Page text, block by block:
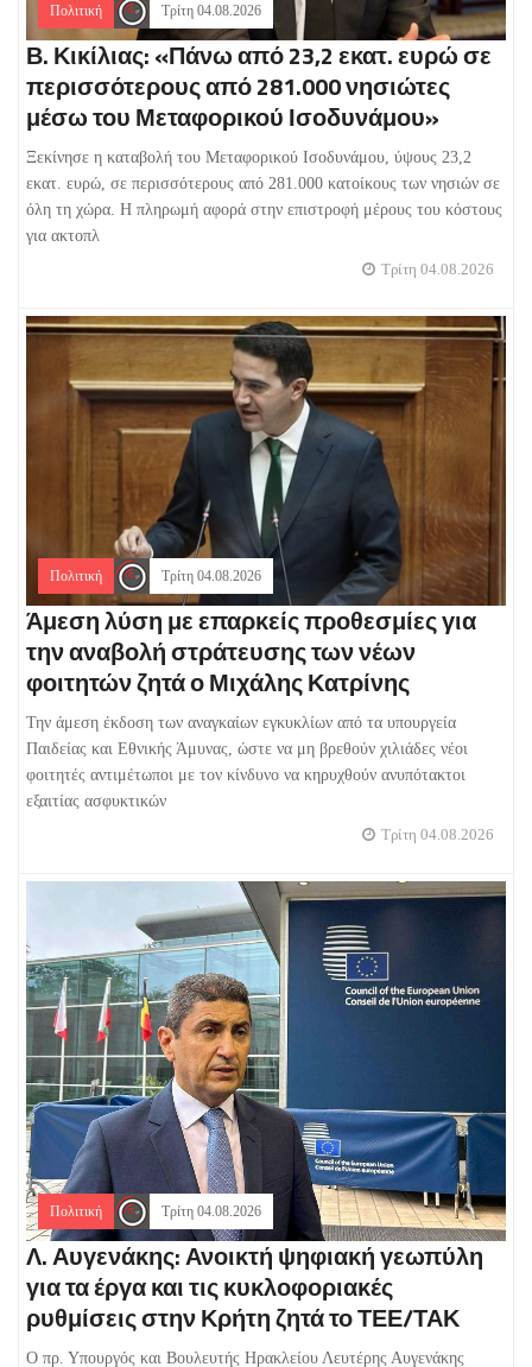
Πολιτική Τρίτη 04.08.2026
Β. Κικίλιας: «Πάνω από 23,2 εκατ. ευρώ σε
περισσότερους από 281.000 νησιώτες
μέσω του Μεταφορικού Ισοδυνάμου»
Ξεκίνησε η καταβολή του Μεταφορικού Ισοδυνάμου, ύψους 23,2
εκατ. ευρώ, σε περισσότερους από 281.000 κατοίκους των νησιών σε
όλη τη χώρα. Η πληρωμή αφορά στην επιστροφή μέρους του κόστους
για ακτοπλ
Τρίτη 04.08.2026
Πολιτική Τρίτη 04.08.2026
Άμεση λύση με επαρκείς προθεσμίες για
την αναβολή στράτευσης των νέων
φοιτητών ζητά ο Μιχάλης Κατρίνης
Την άμεση έκδοση των αναγκαίων εγκυκλίων από τα υπουργεία
Παιδείας και Εθνικής Άμυνας, ώστε να μη βρεθούν χιλιάδες νέοι
φοιτητές αντιμέτωποι με τον κίνδυνο να κηρυχθούν ανυπότακτοι
εξαιτίας ασφυκτικών
Τρίτη 04.08.2026
Πολιτική Τρίτη 04.08.2026
Λ. Αυγενάκης: Ανοικτή ψηφιακή γεωπύλη
για τα έργα και τις κυκλοφοριακές
ρυθμίσεις στην Κρήτη ζητά το ΤΕΕ/ΤΑΚ
Ο πρ. Υπουργός και Βουλευτής Ηρακλείου Λευτέρης Αυγενάκης